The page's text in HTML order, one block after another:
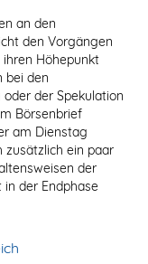
an den
den Vorgängen
ihren Höhepunkt
bei den
der Spekulation
Börsenbrief
am Dienstag
zusätzlich ein paar
der
der Endphase